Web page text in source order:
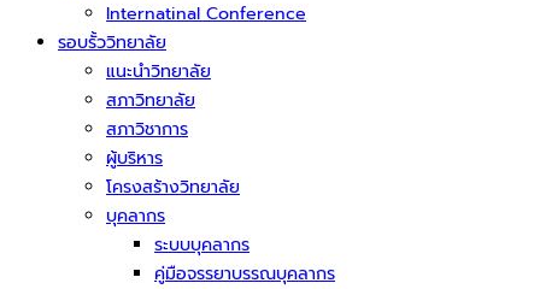
Internatinal Conference
รอบรั้ววิทยาลัย
แนะนำวิทยาลัย
สภาวิทยาลัย
สภาวิชาการ
ผู้บริหาร
โครงสร้างวิทยาลัย
บุคลากร
ระบบบุคลากร
คู่มือจรรยาบรรณบุคลากร